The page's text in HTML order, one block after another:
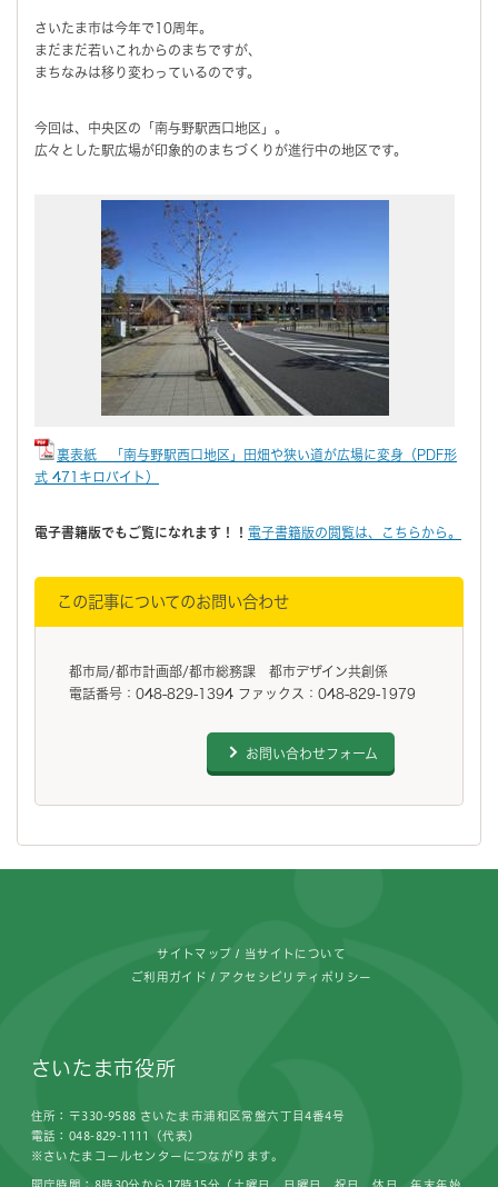
さいたま市は今年で10周年。
まだまだ若いこれからのまちですが、
まちなみは移り変わっているのです。
今回は、中央区の「南与野駅西口地区」。
広々とした駅広場が印象的のまちづくりが進行中の地区です。
裏表紙 「南与野駅西口地区」田畑や狭い道が広場に変身（PDF形
式 471キロバイト）
電子書籍版でもご覧になれます！！ 電子書籍版の閲覧は、こちらから。
この記事についてのお問い合わせ
都市局/都市計画部/都市総務課 都市デザイン共創係
電話番号：048-829-1394 ファックス：048-829-1979
お問い合わせフォーム
サイトマップ 当サイトについて
ご利用ガイド アクセシビリティポリシー
さいたま市役所
住所：〒330-9588 さいたま市浦和区常盤六丁目4番4号
電話：048-829-1111（代表）
※さいたまコールセンターにつながります。
開庁時間：8時30分から17時15分（土曜日、日曜日、祝日、休日、年末年始